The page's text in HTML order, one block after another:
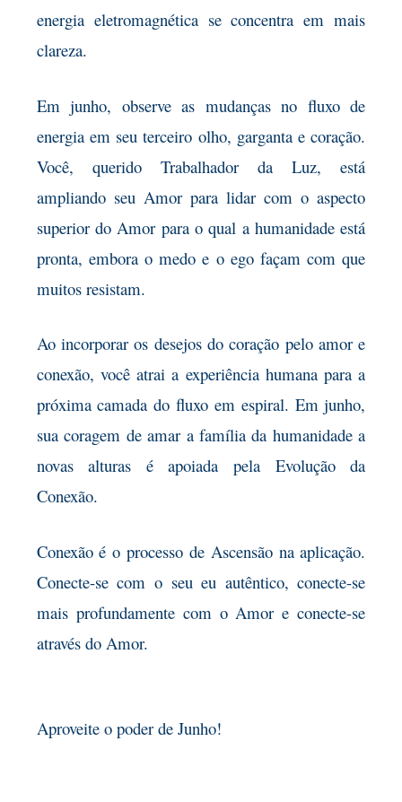
energia eletromagnética se concentra em mais
clareza.
Em junho, observe as mudanças no fluxo de
energia em seu terceiro olho, garganta e coração.
Você, querido Trabalhador da Luz, está
ampliando seu Amor para lidar com o aspecto
superior do Amor para o qual a humanidade está
pronta, embora o medo e o ego façam com que
muitos resistam.
Ao incorporar os desejos do coração pelo amor e
conexão, você atrai a experiência humana para a
próxima camada do fluxo em espiral. Em junho,
sua coragem de amar a família da humanidade a
novas alturas é apoiada pela Evolução da
Conexão.
Conexão é o processo de Ascensão na aplicação.
Conecte-se com o seu eu autêntico, conecte-se
mais profundamente com o Amor e conecte-se
através do Amor.
Aproveite o poder de Junho!